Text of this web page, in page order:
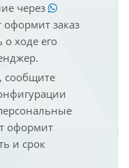
через
оформит заказ
ходе его
сообщите
оформит
и срок